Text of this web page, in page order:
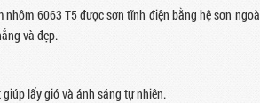
6063 T5 được sơn tĩnh điện bằng hệ sơn
và đẹp.
lấy gió và ánh sáng tự nhiên.